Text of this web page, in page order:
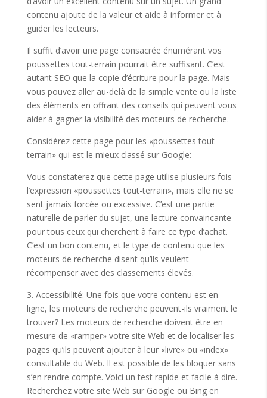
contenu ajoute de la valeur et aide à informer et à
guider les lecteurs.
Il suffit d’avoir une page consacrée énumérant vos
poussettes tout-terrain pourrait être suffisant. C’est
autant SEO que la copie d’écriture pour la page. Mais
vous pouvez aller au-delà de la simple vente ou la liste
des éléments en offrant des conseils qui peuvent vous
aider à gagner la visibilité des moteurs de recherche.
Considérez cette page pour les «poussettes tout-
terrain» qui est le mieux classé sur Google:
Vous constaterez que cette page utilise plusieurs fois
l’expression «poussettes tout-terrain», mais elle ne se
sent jamais forcée ou excessive. C’est une partie
naturelle de parler du sujet, une lecture convaincante
pour tous ceux qui cherchent à faire ce type d’achat.
C’est un bon contenu, et le type de contenu que les
moteurs de recherche disent qu’ils veulent
récompenser avec des classements élevés.
3. Accessibilité: Une fois que votre contenu est en
ligne, les moteurs de recherche peuvent-ils vraiment le
trouver? Les moteurs de recherche doivent être en
mesure de «ramper» votre site Web et de localiser les
pages qu’ils peuvent ajouter à leur «livre» ou «index»
consultable du Web. Il est possible de les bloquer sans
s’en rendre compte. Voici un test rapide et facile à dire.
Recherchez votre site Web sur Google ou Bing en